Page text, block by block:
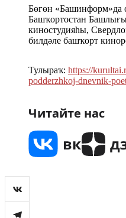
Бөгөн «Башинформ»да
Башҡортостан
киностудияһы,
билдәле башҡорт
Тулыраҡ: https://
podderzhkoj-dnevnik-
Читайте нас